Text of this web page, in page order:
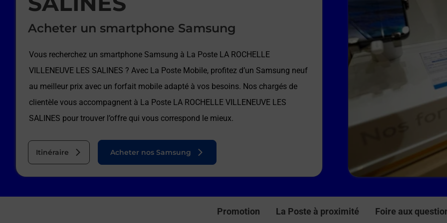
Acheter un smartphone Samsung
Vous recherchez un smartphone Samsung à La Poste LA ROCHELLE
VILLENEUVE LES SALINES ? Avec La Poste Mobile, profitez d’un Samsung neuf
au meilleur prix avec un forfait mobile adapté à vos besoins. Nos chargés de
clientèle vous accompagnent à La Poste LA ROCHELLE VILLENEUVE LES
SALINES pour trouver l’offre qui vous correspond le mieux.
Itinéraire Acheter nos Samsung
Promotion La Poste à proximité Foire aux